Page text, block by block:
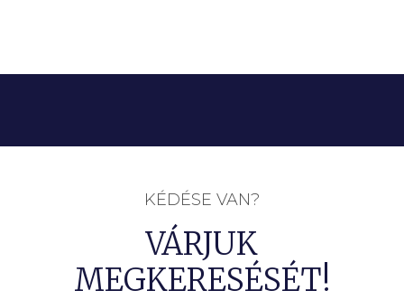
KÉDÉSE VAN?
VÁRJUK
MEGKERESÉSÉT!